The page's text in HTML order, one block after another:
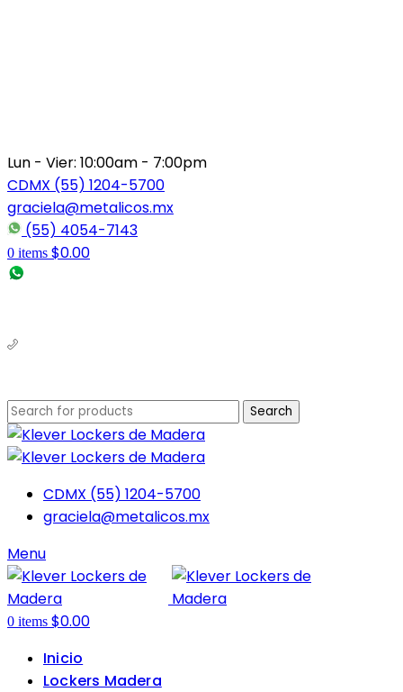
Lun - Vier: 10:00am - 7:00pm
CDMX (55) 1204-5700
graciela@metalicos.mx
(55) 4054-7143
0 items $0.00
Search
CDMX (55) 1204-5700
graciela@metalicos.mx
Menu
0 items $0.00
Inicio
Lockers Madera